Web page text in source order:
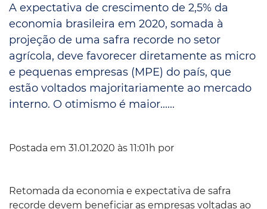
A expectativa de crescimento de 2,5% da
economia brasileira em 2020, somada à
projeção de uma safra recorde no setor
agrícola, deve favorecer diretamente as micro
e pequenas empresas (MPE) do país, que
estão voltados majoritariamente ao mercado
interno. O otimismo é maior......
Postada em 31.01.2020 às 11:01h por
Retomada da economia e expectativa de safra
recorde devem beneficiar as empresas voltadas ao